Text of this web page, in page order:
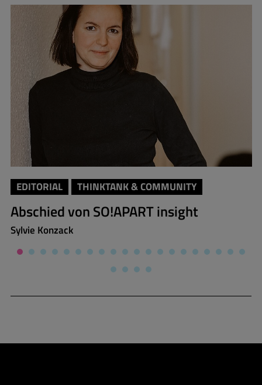
EDITORIAL THINKTANK & COMMUNITY
Abschied von SO!APART insight
Sylvie Konzack